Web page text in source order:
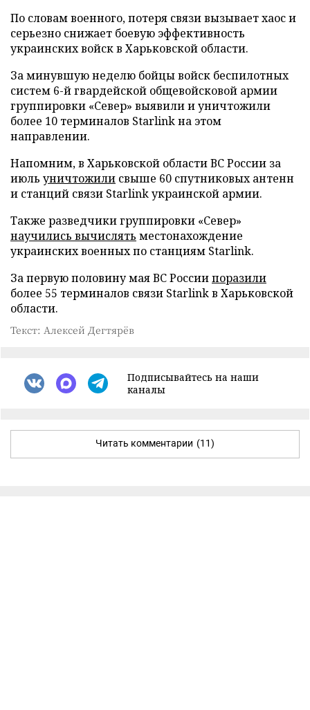
По словам военного, потеря связи вызывает хаос и
серьезно снижает боевую эффективность
украинских войск в Харьковской области.
За минувшую неделю бойцы войск беспилотных
систем 6-й гвардейской общевойсковой армии
группировки «Север» выявили и уничтожили
более 10 терминалов Starlink на этом
направлении.
Напомним, в Харьковской области ВС России за
июль уничтожили свыше 60 спутниковых антенн
и станций связи Starlink украинской армии.
Также разведчики группировки «Север»
научились вычислять местонахождение
украинских военных по станциям Starlink.
За первую половину мая ВС Россиипоразили
более 55 терминалов связи Starlink в Харьковской
области.
Текст: Алексей Дегтярёв
Подписывайтесь на наши
каналы
Читать комментарии (11)